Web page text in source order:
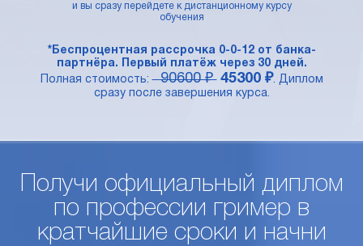
и вы сразу перейдете к дистанционному курсу
обучения
*Беспроцентная рассрочка 0-0-12 от банка-
партнёра. Первый платёж через 30 дней.
Полная стоимость:90600 ₽ 45300 ₽. Диплом
сразу после завершения курса.
Получи официальный диплом
по профессии гример в
кратчайшие сроки и начни